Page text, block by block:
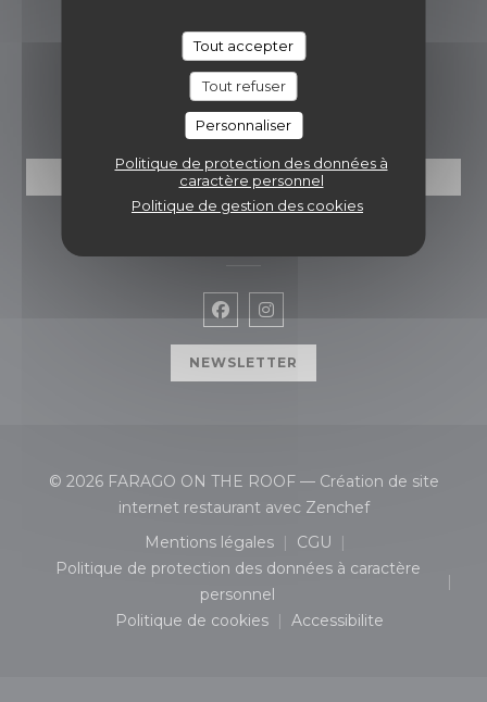
Tout accepter
Tout refuser
Personnaliser
Politique de protection des données à
caractère personnel
Politique de gestion des cookies
04 93 97 74 27
RÉSERVATION
RÉSERVER
Facebook ((ouvre une
Instagram ((ouvre une
NEWSLETTER
© 2026 FARAGO ON THE ROOF — Création de site
internet restaurant avec Zenchef((ouvre une
Mentions légales
((ouvre une nouvelle fenêtre))
CGU
((ouvre une nouvelle
Politique de protection des données à caractère
personnel((ouvre une nouvelle fenêtre))
Politique de cookies
((ouvre une nouvelle fenêtre))
Accessibilite
((ouvre une